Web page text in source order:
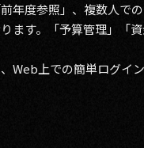
年度参照」、複数人で
ます。「予算管理」「
Web上での簡単ログイ